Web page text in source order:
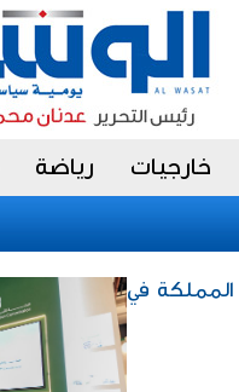
خارجيات رياضة
المملكة في